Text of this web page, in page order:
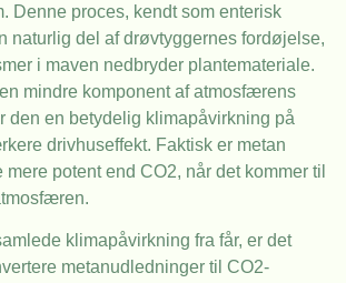
Denne proces, kendt som enterisk
naturlig del af drøvtyggernes fordøjelse,
i maven nedbryder plantemateriale.
mindre komponent af atmosfærens
den en betydelig klimapåvirkning på
drivhuseffekt. Faktisk er metan
potent end CO2, når det kommer til
klimapåvirkning fra får, er det
metanudledninger til CO2-